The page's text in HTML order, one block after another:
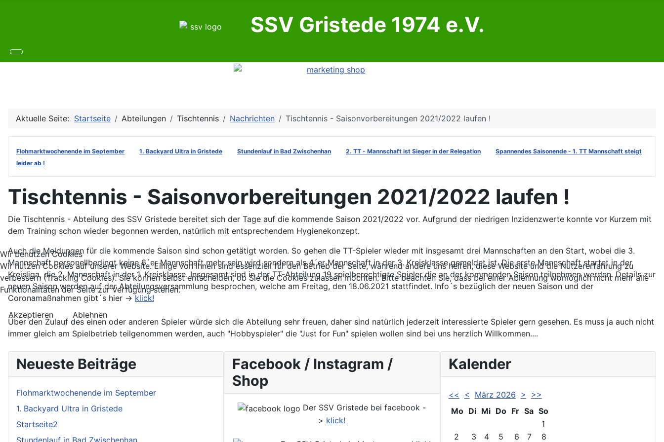
SSV Gristede 1974 e.V.
Aktuelle Seite: Startseite Abteilungen Tischtennis Nachrichten Tischtennis - Saisonvorbereitungen 2021/2022 laufen !
Flohmarktwochenende im September 1. Backyard Ultra in Gristede Stundenlauf in Bad Zwischenhan 2. TT - Mannschaft ist Sieger in der Relegation
Spannendes Saisonende - 1. TT Mannschaft steigt
leider ab !
Tischtennis - Saisonvorbereitungen 2021/2022 laufen !
Die Tischtennis - Abteilung des SSV Gristede bereitet sich der Tage auf die kommende Saison 2021/2022 vor. Aufgrund der niedrigen Inzidenzwerte konnte vor Kurzem mit
dem Training schon wieder begonnen werden, natürlich mit entsprechendem Hygienekonzept.
Auch die Meldungen für die kommende Saison sind schon getätigt worden. So gehen die TT-Spieler wieder mit insgesamt drei Mannschaften an den Start, wobei die 3.
Mannschaft personellbedingt keine 6´er Mannschaft mehr sein wird sondern als 4´er Mannschaft in der 3. Kreisklasse gemeldet ist. Die erste Mannschaft startet in der
Kreisliga, die 2. Mannschaft in der 1. Kreisklasse. Insgesamt sind in der TT-Abteilung 19 spielberechtigte Spieler die an der kommenden Saison teilnehmen werden. Details zur
neuen Saison werden auf der Abteilungsversammlung besprochen, welche am Freitag, den 18.06.2021 stattfindet. Info´s bezüglich der neuen Saison und der
Coronamaßnahmen gibt´s hier -> klick!
Über den Zulauf des einen oder anderen Spieler würde sich die Abteilung sehr freuen, daher sind natürlich jederzeit interessierte Spieler gern gesehen. Es muss ja auch nicht
immer gleich am Spielbetrieb teilgenommen werden, auch "Hobbyspieler" die "Just for Fun" spielen wollen sind bei uns herzlich Willkommen....
Neueste Beiträge
Flohmarktwochenende im September
1. Backyard Ultra in Gristede
Startseite2
Stundenlauf in Bad Zwischenhan
Facebook / Instagram /
Shop
Der SSV Gristede bei facebook -
> klick!
Kalender
<< < März 2026 >
>>
Mo Di Mi Do Fr Sa So
1
2
3 4 5 6 7 8
Wir benutzen Cookies
Wir nutzen Cookies auf unserer Website. Einige von ihnen sind essenziell für den Betrieb der Seite, während andere uns helfen, diese Website und die Nutzererfahrung zu
verbessern (Tracking Cookies). Sie können selbst entscheiden, ob Sie die Cookies zulassen möchten. Bitte beachten Sie, dass bei einer Ablehnung womöglich nicht mehr alle
Funktionalitäten der Seite zur Verfügung stehen.
Akzeptieren Ablehnen